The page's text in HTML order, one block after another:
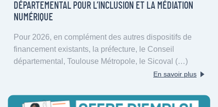
DÉPARTEMENTAL POUR L’INCLUSION ET LA MÉDIATION
NUMÉRIQUE
Pour 2026, en complément des autres dispositifs de
financement existants, la préfecture, le Conseil
départemental, Toulouse Métropole, le Sicoval (…)
En savoir plus